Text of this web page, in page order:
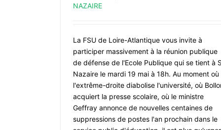
NAZAIRE
La FSU de Loire-Atlantique vous invite à
participer massivement à la réunion publique
de défense de l'Ecole Publique qui se tient à
Nazaire le mardi 19 mai à 18h. Au moment où
l'extrême-droite diabolise l'université, où
acquiert la presse scolaire, où le ministre
Geffray annonce de nouvelles centaines de
suppressions de postes l'an prochain dans le
8 mai à Saint-Nazaire